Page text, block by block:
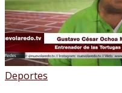
Deportes